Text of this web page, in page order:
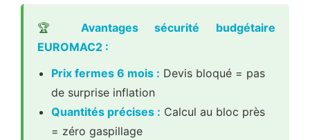
🏆 Avantages sécurité budgétaire
EUROMAC2 :
Prix fermes 6 mois : Devis bloqué = pas
de surprise inflation
Quantités précises : Calcul au bloc près
= zéro gaspillage